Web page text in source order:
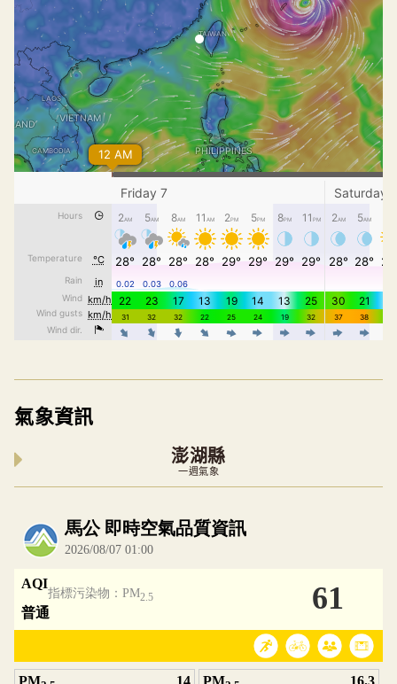
氣象資訊
澎湖縣
一週氣象
內嵌空氣品質小工具為視覺預覽，完整即時空